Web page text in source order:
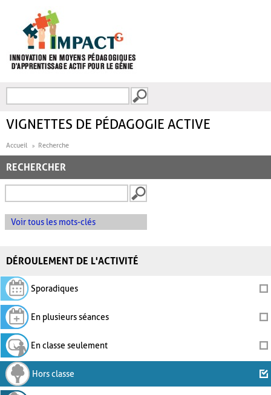
FORMULAIRE DE
VIGNETTES DE PÉDAGOGIE ACTIVE
Accueil Recherche
RECHERCHER
Voir tous les mots-clés
DÉROULEMENT DE L'ACTIVITÉ
Sporadiques
En plusieurs séances
En classe seulement
Hors classe